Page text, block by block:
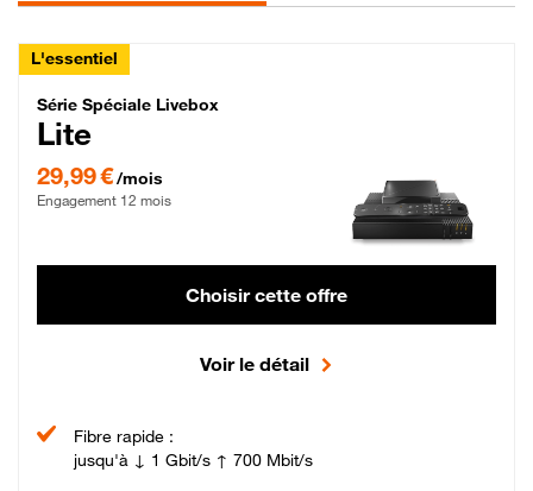
L'essentiel
Série Spéciale Livebox Lite Fibre
Série Spéciale Livebox
Lite
29,99 €/mois
Engagement 12 mois
Choisir cette offre
Voir le détail
Fibre rapide :
jusqu'à ↓ 1 Gbit/s ↑ 700 Mbit/s